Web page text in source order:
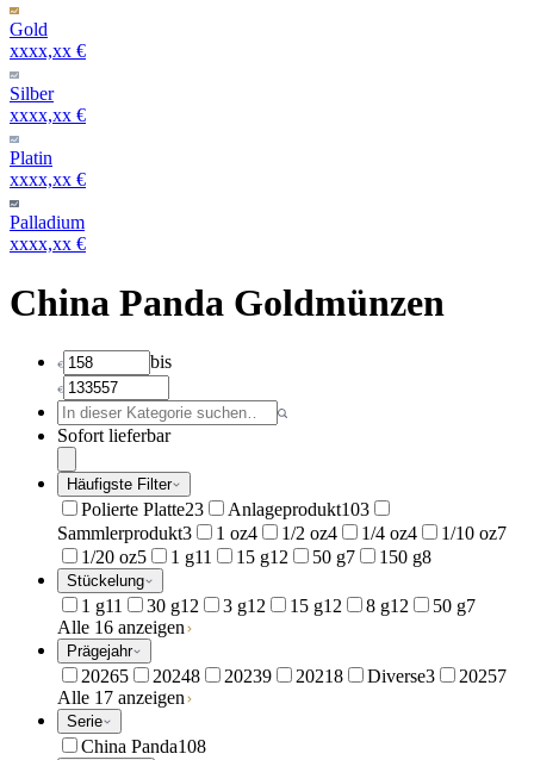
Gold
xxxx,xx €
Silber
xxxx,xx €
Platin
xxxx,xx €
Palladium
xxxx,xx €
China Panda Goldmünzen
bis
Sofort lieferbar
Häufigste Filter
Polierte Platte23 Anlageprodukt103
Sammlerprodukt3 1 oz4 1/2 oz4 1/4 oz4 1/10 oz7
1/20 oz5 1 g11 15 g12 50 g7 150 g8
Stückelung
1 g11 30 g12 3 g12 15 g12 8 g12 50 g7
Alle 16 anzeigen
Prägejahr
20265 20248 20239 20218 Diverse3 20257
Alle 17 anzeigen
Serie
China Panda108